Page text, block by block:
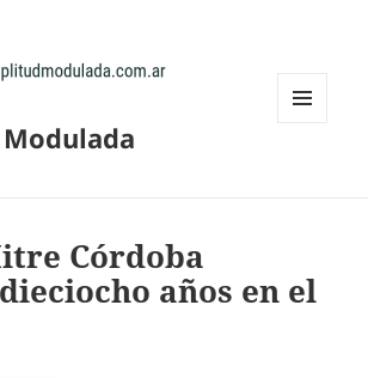
Córdoba
años en el